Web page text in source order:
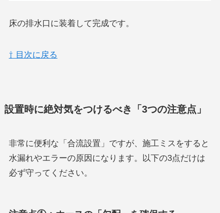
床の排水口に装着して完成です。
⇧ 目次に戻る
設置時に絶対気をつけるべき「3つの注意点」
非常に便利な「合流設置」ですが、施工ミスをすると
水漏れやエラーの原因になります。以下の3点だけは
必ず守ってください。